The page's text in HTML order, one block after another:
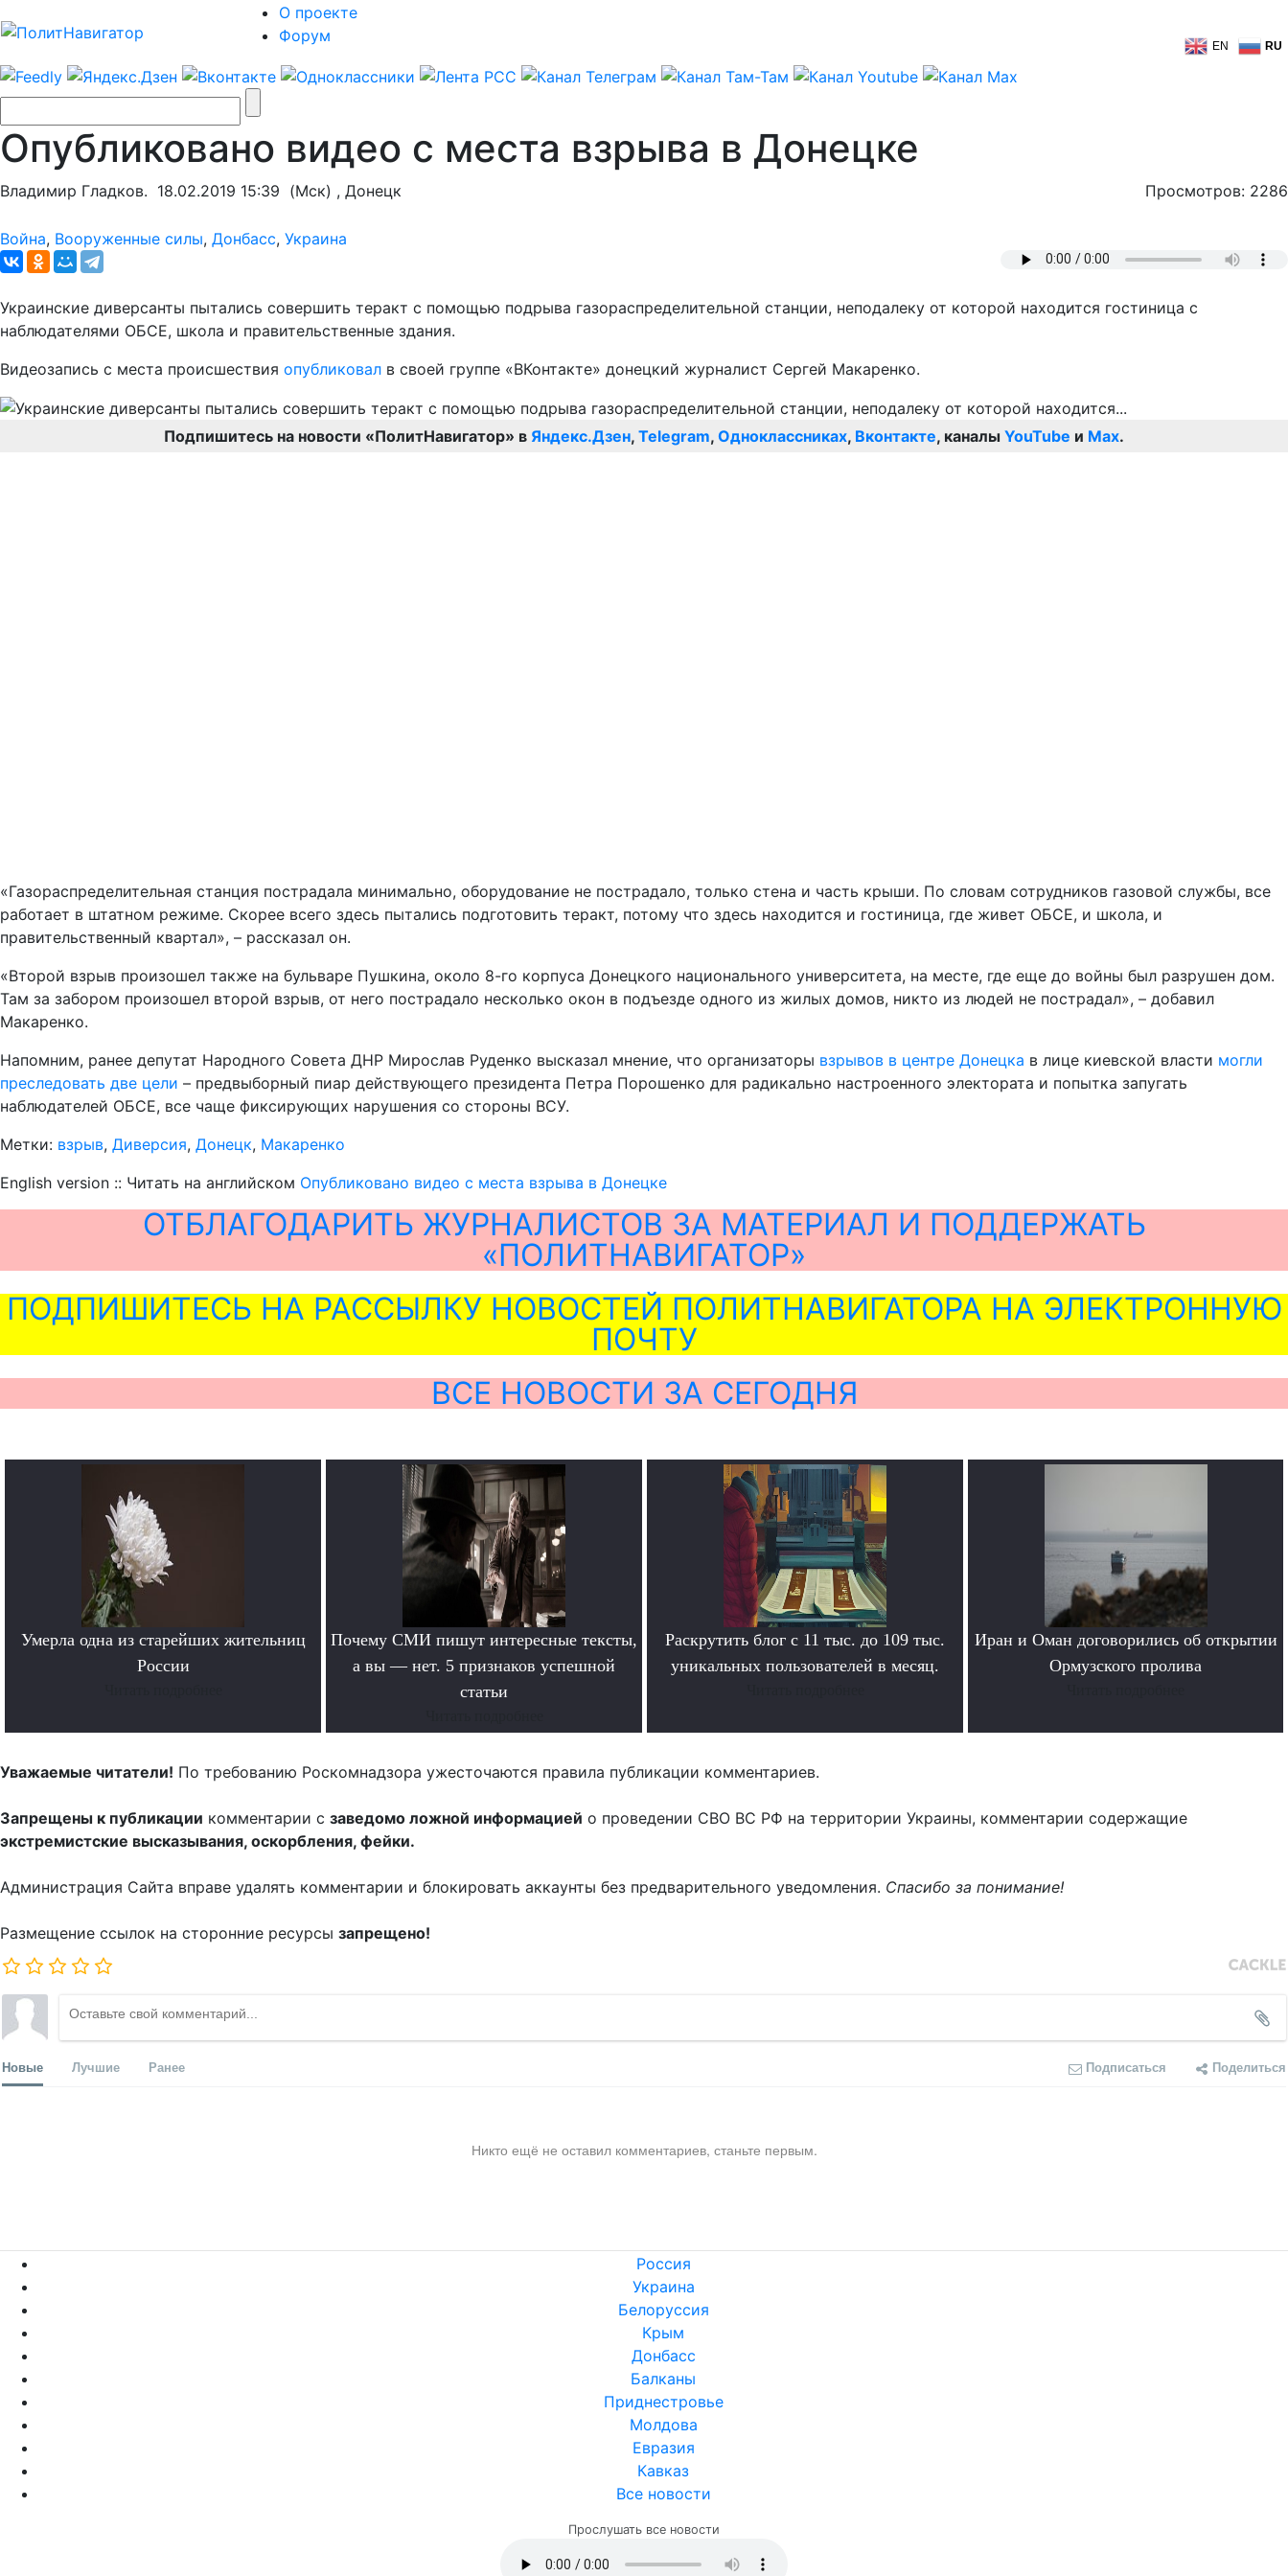
О проекте
Форум
EN RU
Опубликовано видео с места взрыва в Донецке
Владимир Гладков. 18.02.2019 15:39 (Мск) , Донецк Просмотров: 2286
Война, Вооруженные силы, Донбасс, Украина
Украинские диверсанты пытались совершить теракт с помощью подрыва газораспределительной станции, неподалеку от которой находится гостиница с
наблюдателями ОБСЕ, школа и правительственные здания.
Видеозапись с места происшествия опубликовал в своей группе «ВКонтакте» донецкий журналист Сергей Макаренко.
Подпишитесь на новости «ПолитНавигатор» в Яндекс.Дзен, Telegram, Одноклассниках, Вконтакте, каналы YouTube и Max.
«Газораспределительная станция пострадала минимально, оборудование не пострадало, только стена и часть крыши. По словам сотрудников газовой службы, все
работает в штатном режиме. Скорее всего здесь пытались подготовить теракт, потому что здесь находится и гостиница, где живет ОБСЕ, и школа, и
правительственный квартал», – рассказал он.
«Второй взрыв произошел также на бульваре Пушкина, около 8-го корпуса Донецкого национального университета, на месте, где еще до войны был разрушен дом.
Там за забором произошел второй взрыв, от него пострадало несколько окон в подъезде одного из жилых домов, никто из людей не пострадал», – добавил
Макаренко.
Напомним, ранее депутат Народного Совета ДНР Мирослав Руденко высказал мнение, что организаторы взрывов в центре Донецка в лице киевской власти могли
преследовать две цели – предвыборный пиар действующего президента Петра Порошенко для радикально настроенного электората и попытка запугать
наблюдателей ОБСЕ, все чаще фиксирующих нарушения со стороны ВСУ.
Метки: взрыв, Диверсия, Донецк, Макаренко
English version :: Читать на английском Опубликовано видео с места взрыва в Донецке
ОТБЛАГОДАРИТЬ ЖУРНАЛИСТОВ ЗА МАТЕРИАЛ И ПОДДЕРЖАТЬ
«ПОЛИТНАВИГАТОР»
ПОДПИШИТЕСЬ НА РАССЫЛКУ НОВОСТЕЙ ПОЛИТНАВИГАТОРА НА ЭЛЕКТРОННУЮ
ПОЧТУ
ВСЕ НОВОСТИ ЗА СЕГОДНЯ
Умерла одна из старейших жительниц
России
Почему СМИ пишут интересные тексты,
а вы — нет. 5 признаков успешной
статьи
Раскрутить блог с 11 тыс. до 109 тыс.
уникальных пользователей в месяц.
Иран и Оман договорились об открытии
Ормузского пролива
Уважаемые читатели! По требованию Роскомнадзора ужесточаются правила публикации комментариев.
Запрещены к публикации комментарии с заведомо ложной информацией о проведении СВО ВС РФ на территории Украины, комментарии содержащие
экстремистские высказывания, оскорбления, фейки.
Администрация Сайта вправе удалять комментарии и блокировать аккаунты без предварительного уведомления. Спасибо за понимание!
Размещение ссылок на сторонние ресурсы запрещено!
Новые Лучшие Ранее Подписаться Поделиться
Никто ещё не оставил комментариев, станьте первым.
Россия
Украина
Белоруссия
Крым
Донбасс
Балканы
Приднестровье
Молдова
Евразия
Кавказ
Все новости
Прослушать все новости